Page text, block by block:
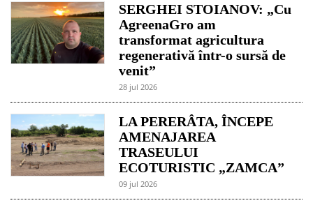
SERGHEI STOIANOV: „Cu
AgreenaGro am
transformat agricultura
regenerativă într-o sursă de
venit”
28 jul 2026
LA PERERÂTA, ÎNCEPE
AMENAJAREA
TRASEULUI
ECOTURISTIC „ZAMCA”
09 jul 2026